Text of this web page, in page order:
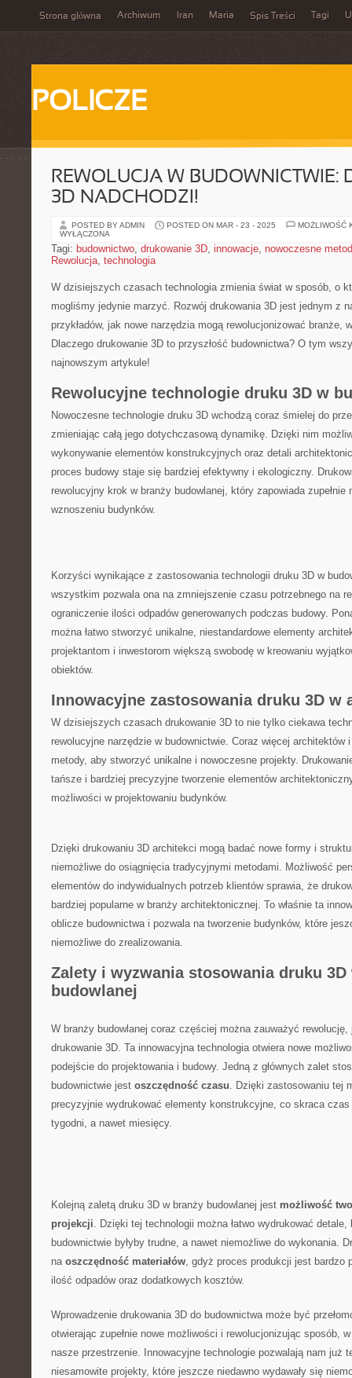
Strona główna Archiwum Iran Maria Spis Treści Tagi
POLICZE
REWOLUCJA W BUDOWNICTWIE:
3D NADCHODZI!
POSTED BY ADMIN POSTED ON MAR - 23 - 2025
MOŻLIWOŚĆ
WYŁĄCZONA
Tagi: budownictwo, drukowanie 3D, innowacje, nowoczesne
Rewolucja, technologia
W ⁢dzisiejszych czasach technologia zmienia świat w‍ sposób, o
mogliśmy jedynie marzyć. Rozwój‍ drukowania 3D ⁤jest jednym z
przykładów,⁢ jak nowe narzędzia mogą rewolucjonizować branże,
Dlaczego ⁤drukowanie 3D to przyszłość⁣ budownictwa? O tym
najnowszym artykule!
Rewolucyjne technologie druku 3D ​w
Nowoczesne​ technologie ⁢druku 3D wchodzą⁣ coraz śmielej​ do
zmieniając​ całą jego dotychczasową⁤ dynamikę. ⁢Dzięki nim
wykonywanie ​elementów konstrukcyjnych oraz​ detali
proces budowy staje się⁣ bardziej efektywny ‌i⁢ ekologiczny.
rewolucyjny ⁣krok w‌ branży budowlanej, który zapowiada ​zupełnie
wznoszeniu budynków.
Korzyści wynikające z ⁢zastosowania technologii druku 3D ⁤w⁤
wszystkim pozwala ona na zmniejszenie ⁣czasu⁢ potrzebnego na
ograniczenie ⁢ilości⁤ odpadów⁣ generowanych podczas budowy.
można⁣ łatwo⁤ stworzyć unikalne, niestandardowe ⁢elementy
projektantom i ‌inwestorom większą swobodę w kreowaniu‌
obiektów.
Innowacyjne​ zastosowania druku 3D‌ w
W dzisiejszych czasach drukowanie 3D ⁣to nie tylko ciekawa
rewolucyjne narzędzie w budownictwie. Coraz więcej
metody, ⁤aby stworzyć unikalne i nowoczesne projekty.
tańsze i bardziej​ precyzyjne tworzenie elementów
możliwości w projektowaniu budynków.
Dzięki drukowaniu 3D architekci mogą badać nowe formy i
niemożliwe ‌do osiągnięcia tradycyjnymi metodami. Możliwość
elementów do indywidualnych ⁢potrzeb klientów sprawia, że
bardziej popularne w branży architektonicznej. To właśnie ta
‌oblicze​ budownictwa i pozwala⁣ na tworzenie budynków, które
niemożliwe do⁢ zrealizowania.
Zalety ⁤i wyzwania⁣ stosowania druku 3D
budowlanej
W branży budowlanej coraz częściej można zauważyć⁣
drukowanie 3D.⁤ Ta innowacyjna technologia otwiera nowe
podejście do⁤ projektowania i budowy. ⁢Jedną z głównych zalet
budownictwie​ jest oszczędność czasu. Dzięki zastosowaniu tej‌
precyzyjnie wydrukować elementy konstrukcyjne, co ​skraca
tygodni, a​ nawet miesięcy.
Kolejną zaletą druku‌ 3D w branży budowlanej jest⁣ możliwość
projekcji. Dzięki tej technologii można łatwo wydrukować
‍budownictwie byłyby ⁣trudne, a nawet niemożliwe do ⁣wykonania.
na oszczędność materiałów, gdyż proces produkcji⁤ jest bardzo
ilość odpadów ⁤oraz dodatkowych kosztów.
Wprowadzenie drukowania 3D do ‌budownictwa może być
⁣otwierając zupełnie nowe możliwości‌ i ⁤rewolucjonizując sposób,⁣
⁣nasze przestrzenie. Innowacyjne ‌technologie pozwalają nam już
‍niesamowite projekty, które jeszcze niedawno ⁣wydawały się